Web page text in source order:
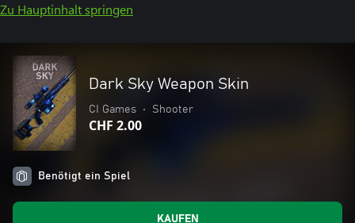
Zu Hauptinhalt springen
Dark Sky Weapon Skin
CI Games • Shooter
CHF 2.00
Benötigt ein Spiel
KAUFEN